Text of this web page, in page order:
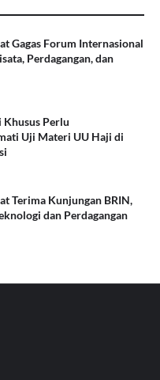
Gagas Forum Internasional
Perdagangan, dan
Perlu
Uji Materi UU Haji di
Terima Kunjungan BRIN,
dan Perdagangan